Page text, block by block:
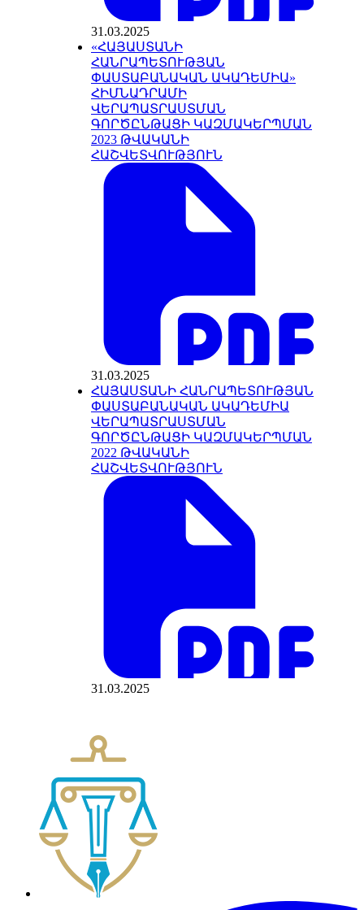
31.03.2025
«ՀԱՅԱՍՏԱՆԻ
ՀԱՆՐԱՊԵՏՈՒԹՅԱՆ
ՓԱՍՏԱԲԱՆԱԿԱՆ ԱԿԱԴԵՄԻԱ»
ՀԻՄՆԱԴՐԱՄԻ
ՎԵՐԱՊԱՏՐԱՍՏՄԱՆ
ԳՈՐԾԸՆԹԱՑԻ ԿԱԶՄԱԿԵՐՊՄԱՆ
2023 ԹՎԱԿԱՆԻ
ՀԱՇՎԵՏՎՈՒԹՅՈՒՆ
31.03.2025
ՀԱՅԱՍՏԱՆԻ ՀԱՆՐԱՊԵՏՈՒԹՅԱՆ
ՓԱՍՏԱԲԱՆԱԿԱՆ ԱԿԱԴԵՄԻԱ
ՎԵՐԱՊԱՏՐԱՍՏՄԱՆ
ԳՈՐԾԸՆԹԱՑԻ ԿԱԶՄԱԿԵՐՊՄԱՆ
2022 ԹՎԱԿԱՆԻ
ՀԱՇՎԵՏՎՈՒԹՅՈՒՆ
31.03.2025